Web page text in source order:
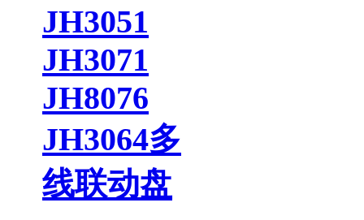
JH3051
JH3071
JH8076
JH3064多
线联动盘